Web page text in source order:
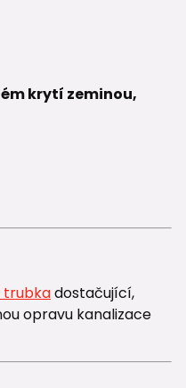
krytí zeminou,
trubkadostačující,
opravu kanalizace